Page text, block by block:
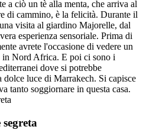
a ciò un tè alla menta, che arriva al
di cammino, è la felicità. Durante il
visita al giardino Majorelle, dal
esperienza sensoriale. Prima di
avrete l'occasione di vedere un
Nord Africa. E poi ci sono i
dove si potrebbe
dolce luce di Marrakech. Si capisce
tanto soggiornare in questa casa.